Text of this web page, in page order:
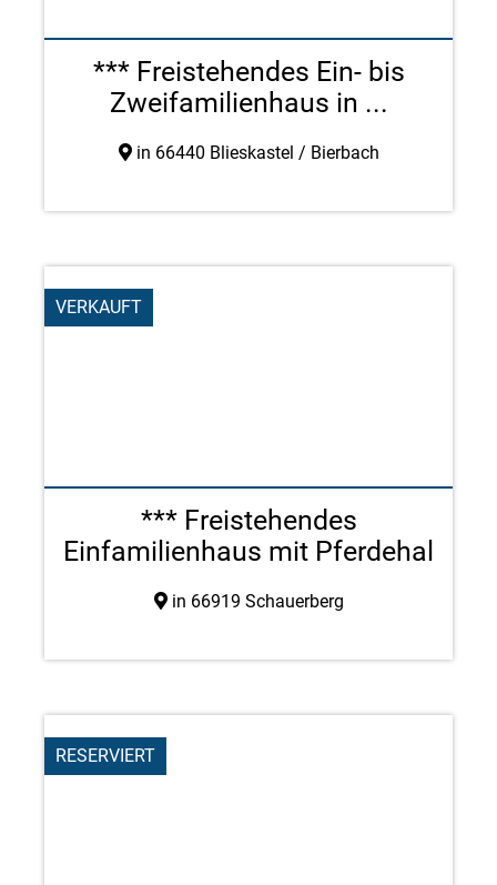
*** Freistehendes Ein- bis
Zweifamilienhaus in ...
in 66440 Blieskastel / Bierbach
VERKAUFT
*** Freistehendes
Einfamilienhaus mit Pferdehal
in 66919 Schauerberg
RESERVIERT